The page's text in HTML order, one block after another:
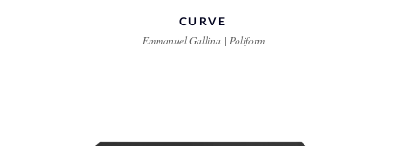
CURVE
Emmanuel Gallina | Poliform